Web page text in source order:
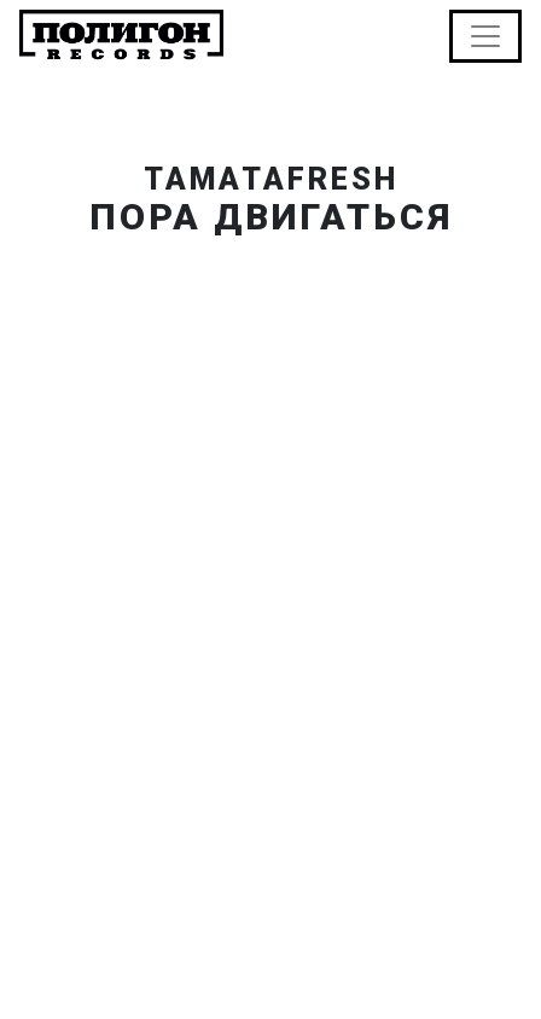
TAMATAFRESH
ПОРА ДВИГАТЬСЯ